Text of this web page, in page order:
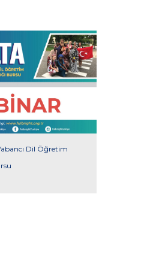
Dil Öğretim